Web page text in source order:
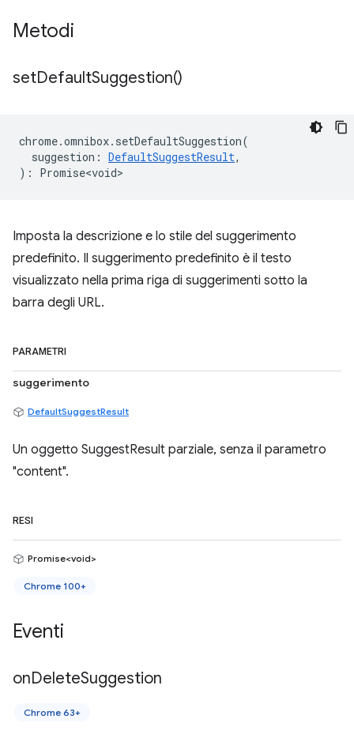
Metodi
setDefaultSuggestion()
chrome.omnibox. setDefaultSuggestion(
suggestion : DefaultSuggestResult,
) : Promise<void>
Imposta la descrizione e lo stile del suggerimento
predefinito. Il suggerimento predefinito è il testo
visualizzato nella prima riga di suggerimenti sotto la
barra degli URL.
PARAMETRI
suggerimento
DefaultSuggestResult
Un oggetto SuggestResult parziale, senza il parametro
"content".
RESI
Promise<void>
Chrome 100+
Eventi
onDeleteSuggestion
Chrome 63+